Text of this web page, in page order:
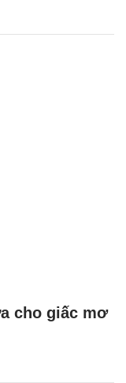
cho giấc mơ